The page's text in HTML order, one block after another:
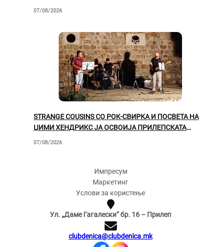
07/08/2026
STRANGE COUSINS СО РОК-СВИРКА И ПОСВЕТА НА
ЏИМИ ХЕНДРИКС ЈА ОСВОИЈА ПРИЛЕПСКАТА
07/08/2026
Импресум
Маркетинг
Услови за користење
Ул. „Даме Гагалески“ бр. 16 – Прилеп
clubdenica@clubdenica.mk